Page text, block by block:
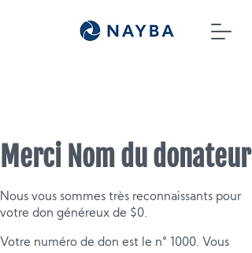
Merci Nom du donateur
Nous vous sommes très reconnaissants pour
votre don généreux de $0.
Votre numéro de don est le n° 1000. Vous